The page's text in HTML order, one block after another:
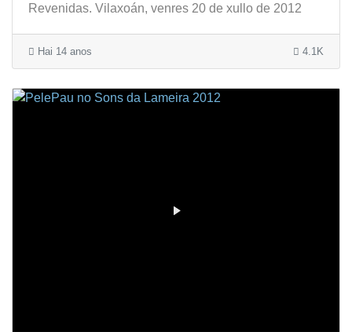
Revenidas. Vilaxoán, venres 20 de xullo de 2012
Hai 14 anos 4.1K